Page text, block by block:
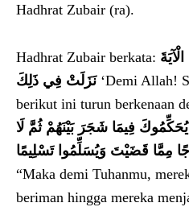
Hadhrat Zubair (ra).
Hadhrat Zubair berkata:
نَزَلَتْ فِي ذَلِكَ‘Demi Allah!
berikut ini turun berkenaan
فِيمَا شَجَرَ بَيْنَهُمْ ثُمَّ لَا
مِمَّا قَضَيْتَ وَيُسَلِّمُوا تَسْلِيمًا
“Maka demi Tuhanmu,
beriman hingga mereka